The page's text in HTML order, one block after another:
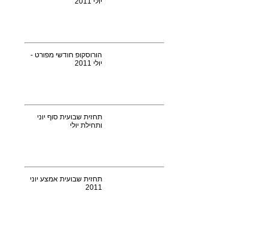
הורוסקופ חודשי מפורט -
יולי 2011
תחזית שבועית סוף יוני
ותחילת יולי
תחזית שבועית אמצע יוני
2011